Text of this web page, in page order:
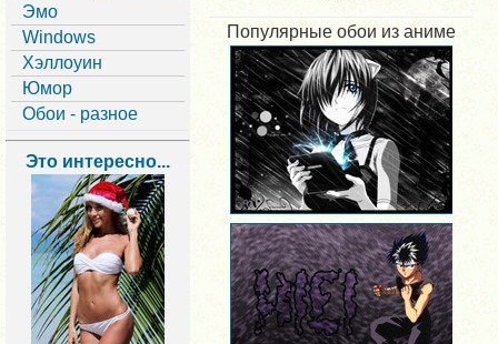
Эмо
Windows
Хэллоуин
Юмор
Обои - разное
Это интересно...
Популярные обои из аниме